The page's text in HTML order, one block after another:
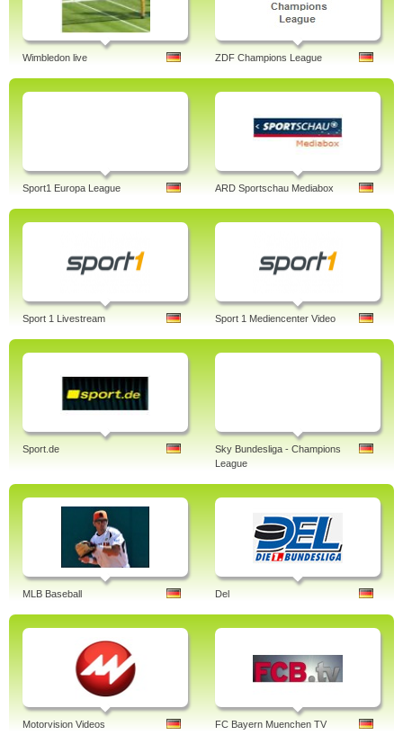
Wimbledon live ZDF Champions League
Sport1 Europa League ARD Sportschau Mediabox
Sport 1 Livestream Sport 1 Mediencenter Video
Sport.de
Sky Bundesliga - Champions
League
MLB Baseball Del
Motorvision Videos FC Bayern Muenchen TV